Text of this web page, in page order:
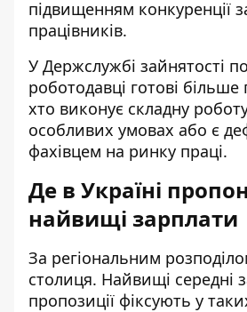
підвищенням конкуренції
працівників.
У Держслужбі зайнятості
роботодавці готові
хто виконує складну
особливих умовах або є
фахівцем на ринку праці.
Де в Україні
найвищі зарплати
За регіональним
столиця. Найвищі середні
пропозиції фіксують у